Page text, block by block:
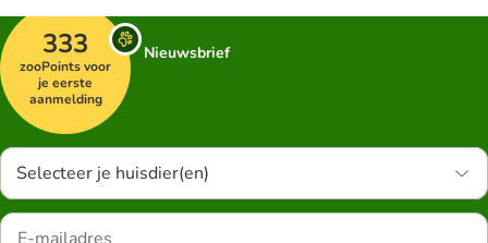
333
zooPoints voor
je eerste
aanmelding
Nieuwsbrief
Selecteer je huisdier(en)